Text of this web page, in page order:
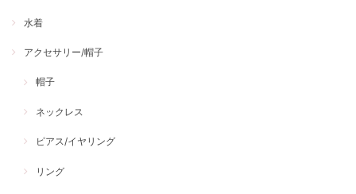
水着
アクセサリー/帽子
帽子
ネックレス
ピアス/イヤリング
リング